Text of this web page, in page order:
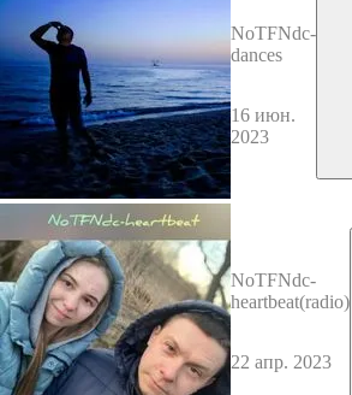
NoTFNdc-
dances
16 июн.
2023
NoTFNdc-
heartbeat(radio)
22 апр. 2023